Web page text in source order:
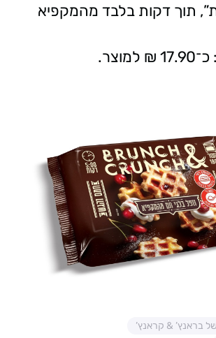
תוך דקות בלבד מהמקפיא
בראנץ’ & קראנץ’